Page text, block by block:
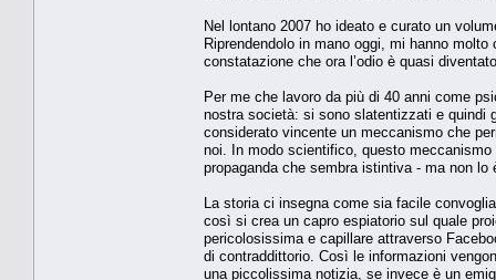
Nel lontano 2007 ho ideato e curato un
Riprendendolo in mano oggi, mi hanno
constatazione che ora l’odio è quasi
Per me che lavoro da più di 40 anni come
nostra società: si sono slatentizzati e quindi
considerato vincente un meccanismo che
noi. In modo scientifico, questo
propaganda che sembra istintiva - ma non lo
La storia ci insegna come sia facile
così si crea un capro espiatorio sul quale
pericolosissima e capillare attraverso
di contraddittorio. Così le informazioni
una piccolissima notizia, se invece è un